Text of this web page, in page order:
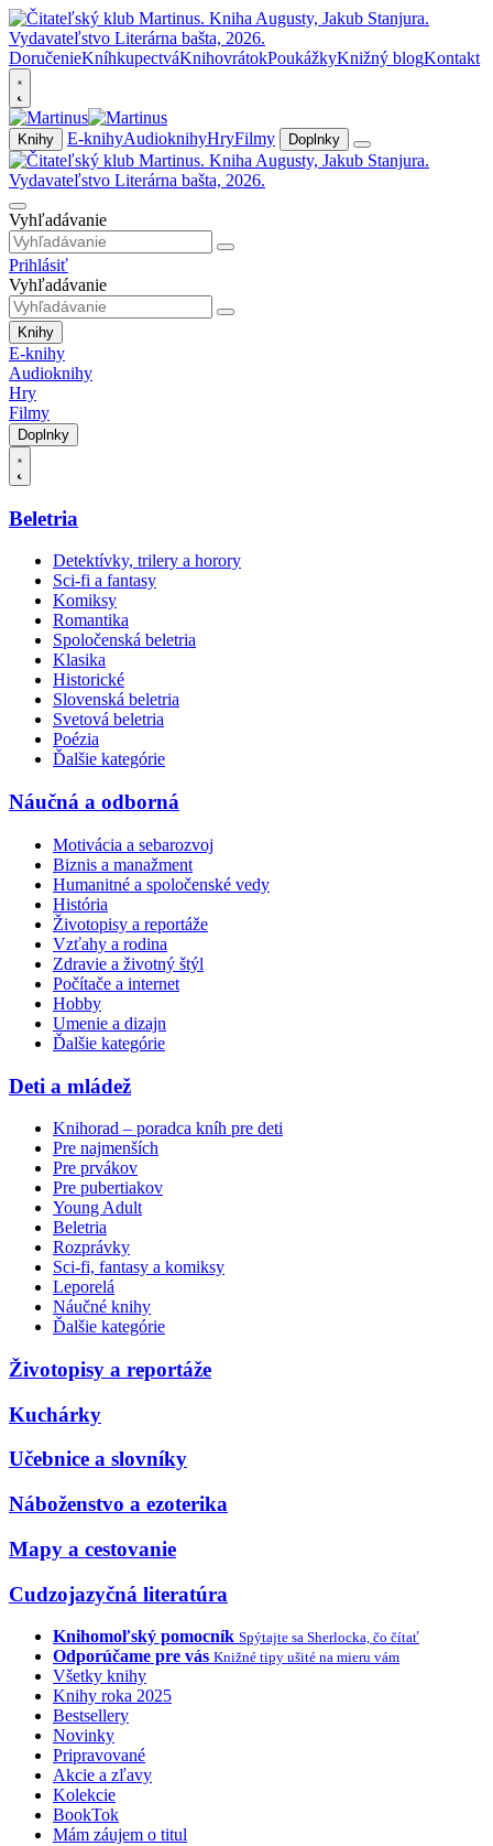
DoručenieKníhkupectváKnihovrátokPoukážkyKnižný blogKontakt
Knihy E-knihyAudioknihyHryFilmy Doplnky
Vyhľadávanie
Prihlásiť
Vyhľadávanie
Knihy
E-knihy
Audioknihy
Hry
Filmy
Doplnky
Beletria
Detektívky, trilery a horory
Sci-fi a fantasy
Komiksy
Romantika
Spoločenská beletria
Klasika
Historické
Slovenská beletria
Svetová beletria
Poézia
Ďalšie kategórie
Náučná a odborná
Motivácia a sebarozvoj
Biznis a manažment
Humanitné a spoločenské vedy
História
Životopisy a reportáže
Vzťahy a rodina
Zdravie a životný štýl
Počítače a internet
Hobby
Umenie a dizajn
Ďalšie kategórie
Deti a mládež
Knihorad – poradca kníh pre deti
Pre najmenších
Pre prvákov
Pre pubertiakov
Young Adult
Beletria
Rozprávky
Sci-fi, fantasy a komiksy
Leporelá
Náučné knihy
Ďalšie kategórie
Životopisy a reportáže
Kuchárky
Učebnice a slovníky
Náboženstvo a ezoterika
Mapy a cestovanie
Cudzojazyčná literatúra
Knihomoľský pomocník Spýtajte sa Sherlocka, čo čítať
Odporúčame pre vás Knižné tipy ušité na mieru vám
Všetky knihy
Knihy roka 2025
Bestsellery
Novinky
Pripravované
Akcie a zľavy
Kolekcie
BookTok
Mám záujem o titul